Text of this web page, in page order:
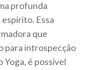
profunda
Essa
que
para introspecção
é possível